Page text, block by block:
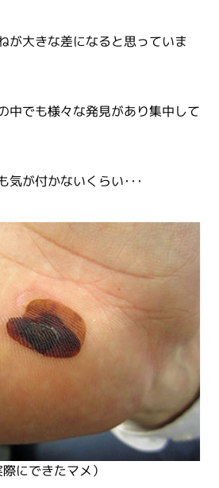
が大きな差になると思っていま
中でも様々な発見があり集中して
気が付かないくらい･･･
際にできたマメ）